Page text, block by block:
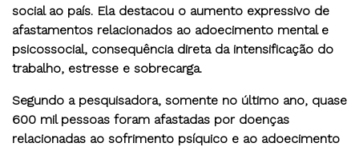
social ao país. Ela destacou o aumento expressivo de
afastamentos relacionados ao adoecimento mental e
psicossocial, consequência direta da intensificação do
trabalho, estresse e sobrecarga.
Segundo a pesquisadora, somente no último ano, quase
600 mil pessoas foram afastadas por doenças
relacionadas ao sofrimento psíquico e ao adoecimento